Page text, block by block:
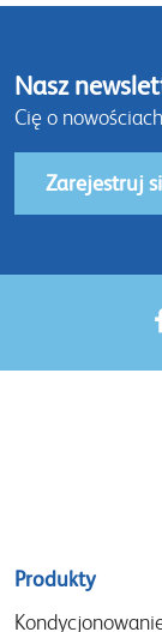
Nasz
Cię o nowościach
Zarejestruj
Sitemap
menu
Produkty